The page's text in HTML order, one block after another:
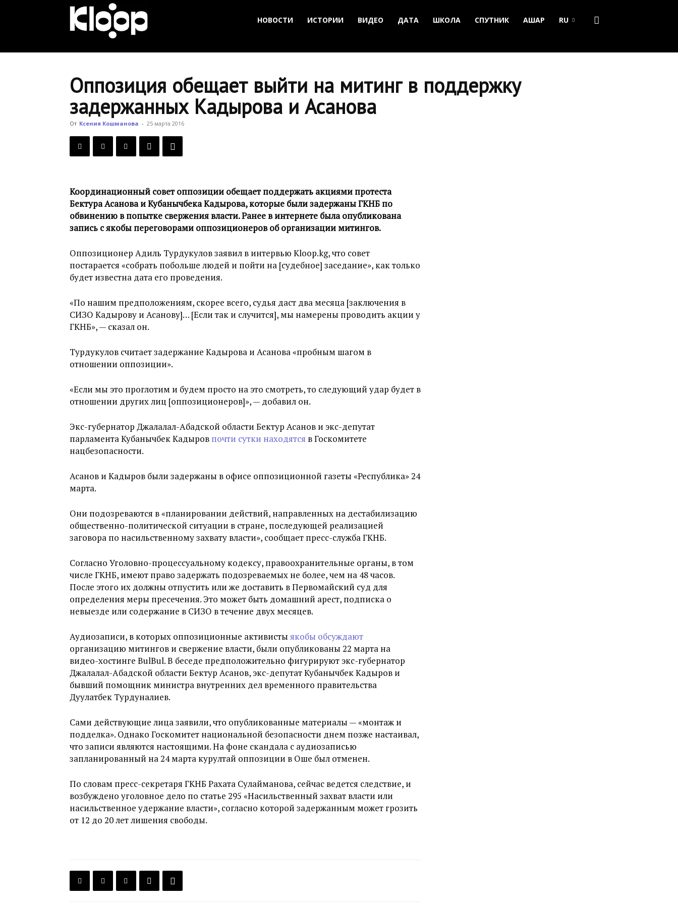
Новости
Кыргызстана
НОВОСТИ ИСТОРИИ ВИДЕО ДАТА ШКОЛА СПУТНИК АШАР RU
Оппозиция обещает выйти на митинг в поддержку
задержанных Кадырова и Асанова
От Ксения Кошманова - 25 марта 2016
Координационный совет оппозиции обещает поддержать акциями протеста
Бектура Асанова и Кубанычбека Кадырова, которые были задержаны ГКНБ по
обвинению в попытке свержения власти. Ранее в интернете была опубликована
запись с якобы переговорами оппозиционеров об организации митингов.
Оппозиционер Адиль Турдукулов заявил в интервью Kloop.kg, что совет
постарается «собрать побольше людей и пойти на [судебное] заседание», как только
будет известна дата его проведения.
«По нашим предположениям, скорее всего, судья даст два месяца [заключения в
СИЗО Кадырову и Асанову]… [Если так и случится], мы намерены проводить акции у
ГКНБ», — сказал он.
Турдукулов считает задержание Кадырова и Асанова «пробным шагом в
отношении оппозиции».
«Если мы это проглотим и будем просто на это смотреть, то следующий удар будет в
отношении других лиц [оппозиционеров]», — добавил он.
Экс-губернатор Джалалал-Абадской области Бектур Асанов и экс-депутат
парламента Кубанычбек Кадыров почти сутки находятся в Госкомитете
нацбезопасности.
Асанов и Кадыров были задержаны в офисе оппозиционной газеты «Республика» 24
марта.
Они подозреваются в «планировании действий, направленных на дестабилизацию
общественно-политической ситуации в стране, последующей реализацией
заговора по насильственному захвату власти», сообщает пресс-служба ГКНБ.
Согласно Уголовно-процессуальному кодексу, правоохранительные органы, в том
числе ГКНБ, имеют право задержать подозреваемых не более, чем на 48 часов.
После этого их должны отпустить или же доставить в Первомайский суд для
определения меры пресечения. Это может быть домашний арест, подписка о
невыезде или содержание в СИЗО в течение двух месяцев.
Аудиозаписи, в которых оппозиционные активисты якобы обсуждают
организацию митингов и свержение власти, были опубликованы 22 марта на
видео-хостинге BulBul. В беседе предположительно фигурируют экс-губернатор
Джалалал-Абадской области Бектур Асанов, экс-депутат Кубанычбек Кадыров и
бывший помощник министра внутренних дел временного правительства
Дуулатбек Турдуналиев.
Сами действующие лица заявили, что опубликованные материалы — «монтаж и
подделка». Однако Госкомитет национальной безопасности днем позже настаивал,
что записи являются настоящими. На фоне скандала с аудиозаписью
запланированный на 24 марта курултай оппозиции в Оше был отменен.
По словам пресс-секретаря ГКНБ Рахата Сулайманова, сейчас ведется следствие, и
возбуждено уголовное дело по статье 295 «Насильственный захват власти или
насильственное удержание власти», согласно которой задержанным может грозить
от 12 до 20 лет лишения свободы.